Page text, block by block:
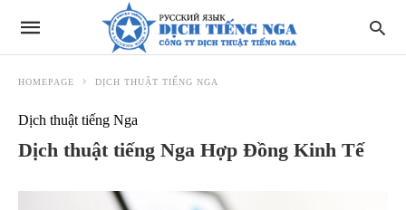
HOMEPAGE DỊCH THUẬT TIẾNG NGA
Dịch thuật tiếng Nga
Dịch thuật tiếng Nga Hợp Đồng Kinh Tế